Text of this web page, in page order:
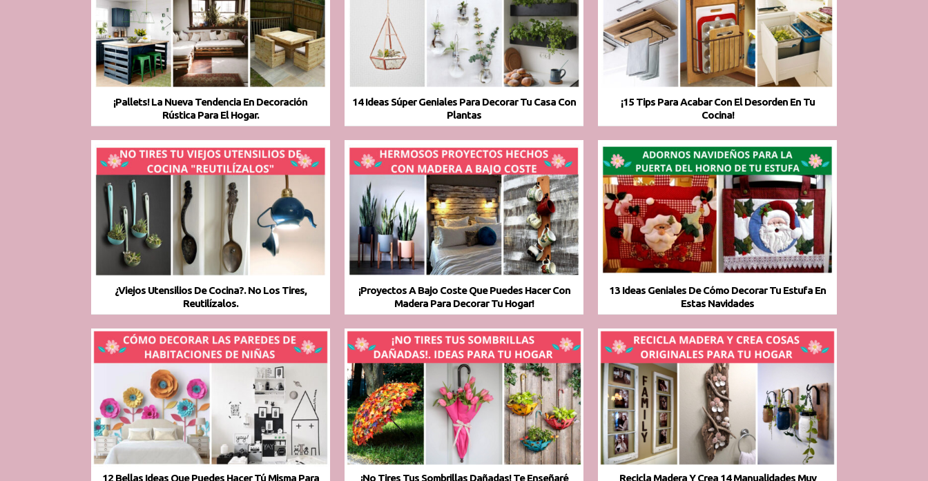
¡Pallets! La Nueva Tendencia En Decoración
Rústica Para El Hogar.
14 Ideas Súper Geniales Para Decorar Tu Casa Con
Plantas
¡15 Tips Para Acabar Con El Desorden En Tu
Cocina!
¿Viejos Utensilios De Cocina?. No Los Tires,
Reutilízalos.
¡Proyectos A Bajo Coste Que Puedes Hacer Con
Madera Para Decorar Tu Hogar!
13 Ideas Geniales De Cómo Decorar Tu Estufa En
Estas Navidades
12 Bellas Ideas Que Puedes Hacer Tú Misma Para ¡No Tires Tus Sombrillas Dañadas! Te Enseñaré Recicla Madera Y Crea 14 Manualidades Muy